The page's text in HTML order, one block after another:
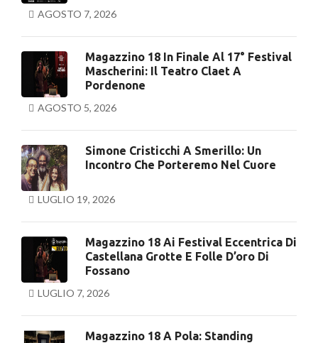
AGOSTO 7, 2026
Magazzino 18 In Finale Al 17° Festival
Mascherini: Il Teatro Claet A
Pordenone
AGOSTO 5, 2026
Simone Cristicchi A Smerillo: Un
Incontro Che Porteremo Nel Cuore
LUGLIO 19, 2026
Magazzino 18 Ai Festival Eccentrica Di
Castellana Grotte E Folle D’oro Di
Fossano
LUGLIO 7, 2026
Magazzino 18 A Pola: Standing